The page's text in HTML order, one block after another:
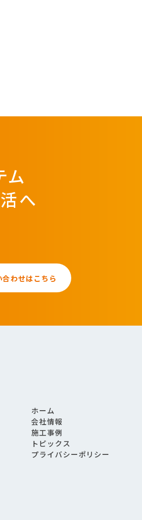
ム
へ
合わせはこちら
ホーム
会社情報
施工事例
トピックス
プライバシーポリシー